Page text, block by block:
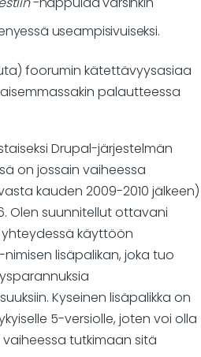
useampisivuiseksi.
foorumin kätettävyysasiaa
palautteessa
Drupal-järjestelmän
on jossain vaiheessa
kauden 2009-2010 jälkeen)
Olen suunnitellut ottavani
käyttöön
lisäpalikan, joka tuo
Kyseinen lisäpalikka on
5-versiolle, joten voi olla
tutkimaan sitä